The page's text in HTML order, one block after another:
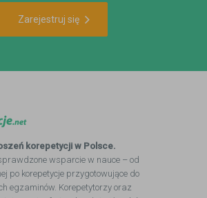
Zarejestruj się
korepetycji w Polsce.
wsparcie w nauce – od
po korepetycje przygotowujące do
egzaminów. Korepetytorzy oraz